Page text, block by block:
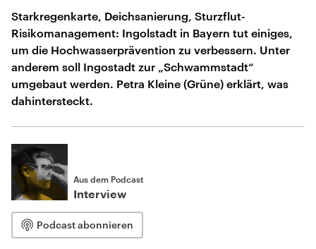
Starkregenkarte, Deichsanierung, Sturzflut-
Risikomanagement: Ingolstadt in Bayern tut einiges,
um die Hochwasserprävention zu verbessern. Unter
anderem soll Ingostadt zur „Schwammstadt“
umgebaut werden. Petra Kleine (Grüne) erklärt, was
dahintersteckt.
Aus dem Podcast
Interview
Podcast abonnieren